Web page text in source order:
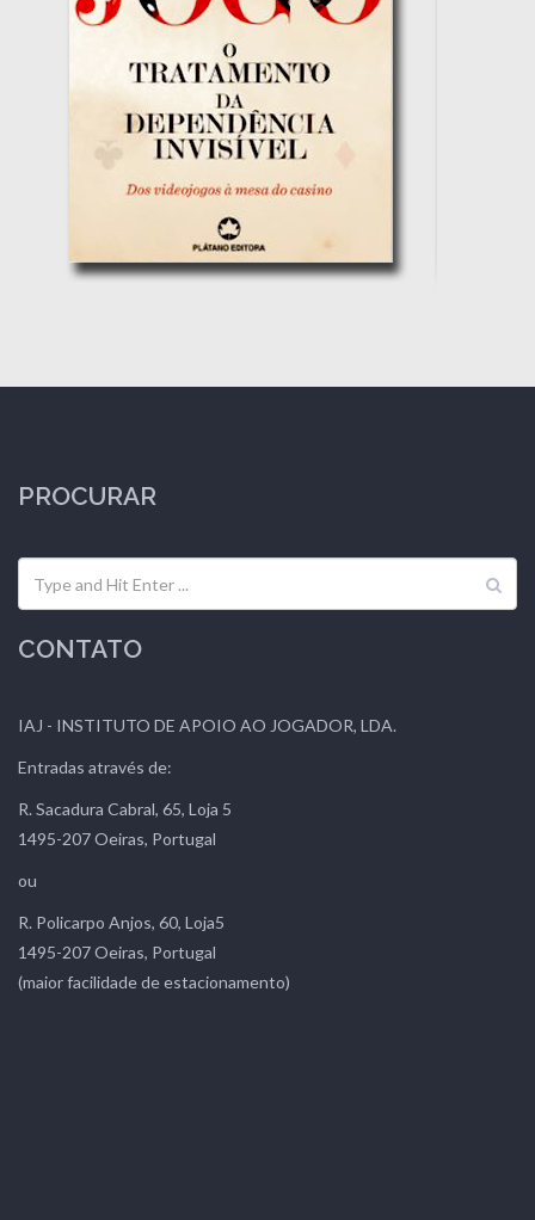
PROCURAR
CONTATO
IAJ - INSTITUTO DE APOIO AO JOGADOR, LDA.
Entradas através de:
R. Sacadura Cabral, 65, Loja 5
1495-207 Oeiras, Portugal
ou
R. Policarpo Anjos, 60, Loja5
1495-207 Oeiras, Portugal
(maior facilidade de estacionamento)